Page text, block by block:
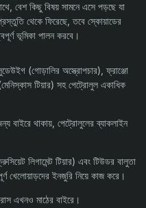
বেশ কিছু বিষয় সামনে এসে পড়ছে যা
থেকে ফিরেছে, তবে স্কোয়াডের
ভূমিকা পালন করবে।
(গোড়ালির অস্ত্রোপচার), ফ্রাঞ্জো
টিয়ার) সহ পেট্রোলুল একাধিক
বাইরে থাকায়, পেট্রোলুলের ব্যাকলাইন
লিগামেন্ট টিয়ার) এবং টিউডর বালুতা
খেলোয়াড়দের ইনজুরি নিয়ে কাজ করে।
এখনও মাঠের বাইরে।